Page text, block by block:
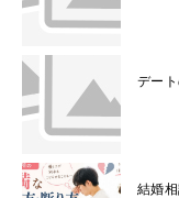
デー
結婚